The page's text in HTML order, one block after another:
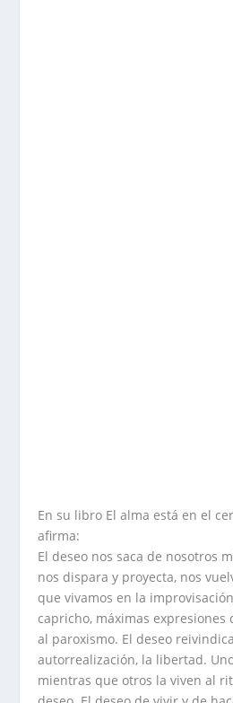
En su libro El alma está en el
afirma:
El deseo nos saca de nosotros
nos dispara y proyecta, nos
que vivamos en la
capricho, máximas
al paroxismo. El deseo
autorrealización, la libertad.
mientras que otros la viven al